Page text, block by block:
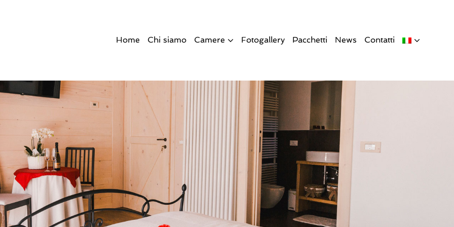
Home
Chi siamo Camere Fotogallery Pacchetti News Contatti